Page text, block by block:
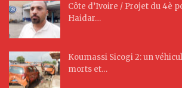
Côte d’Ivoire / Projet du 4è
Haidar…
Koumassi Sicogi 2: un
morts et…